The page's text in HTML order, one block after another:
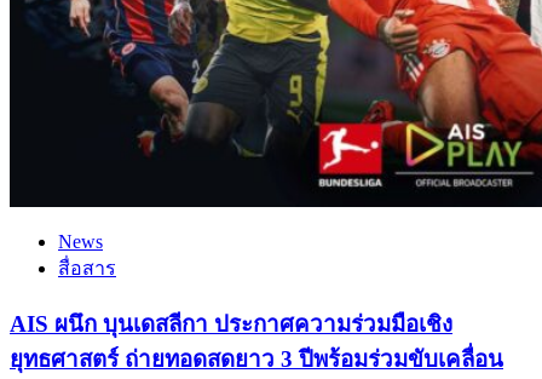
News
สื่อสาร
AIS ผนึก บุนเดสลีกา ประกาศความร่วมมือเชิง
ยุทธศาสตร์ ถ่ายทอดสดยาว 3 ปีพร้อมร่วมขับเคลื่อน